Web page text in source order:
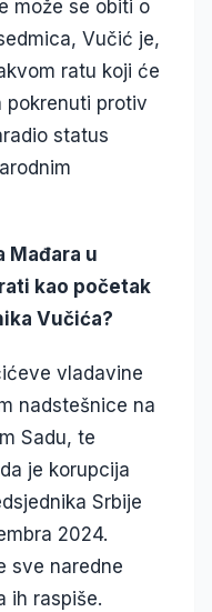
može se obiti o
Vučić je,
ratu koji će
pokrenuti protiv
status
Mađara u
kao početak
Vučića?
vladavine
nadstešnice na
Sadu, te
je korupcija
Srbije
2024.
sve naredne
ih raspiše.